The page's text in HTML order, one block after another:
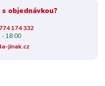
objednávkou?
174 332
- 18:00
jinak.cz